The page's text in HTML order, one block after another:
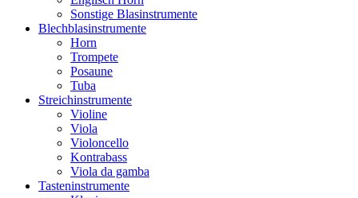
Sonstige Blasinstrumente
Blechblasinstrumente
Horn
Trompete
Posaune
Tuba
Streichinstrumente
Violine
Viola
Violoncello
Kontrabass
Viola da gamba
Tasteninstrumente